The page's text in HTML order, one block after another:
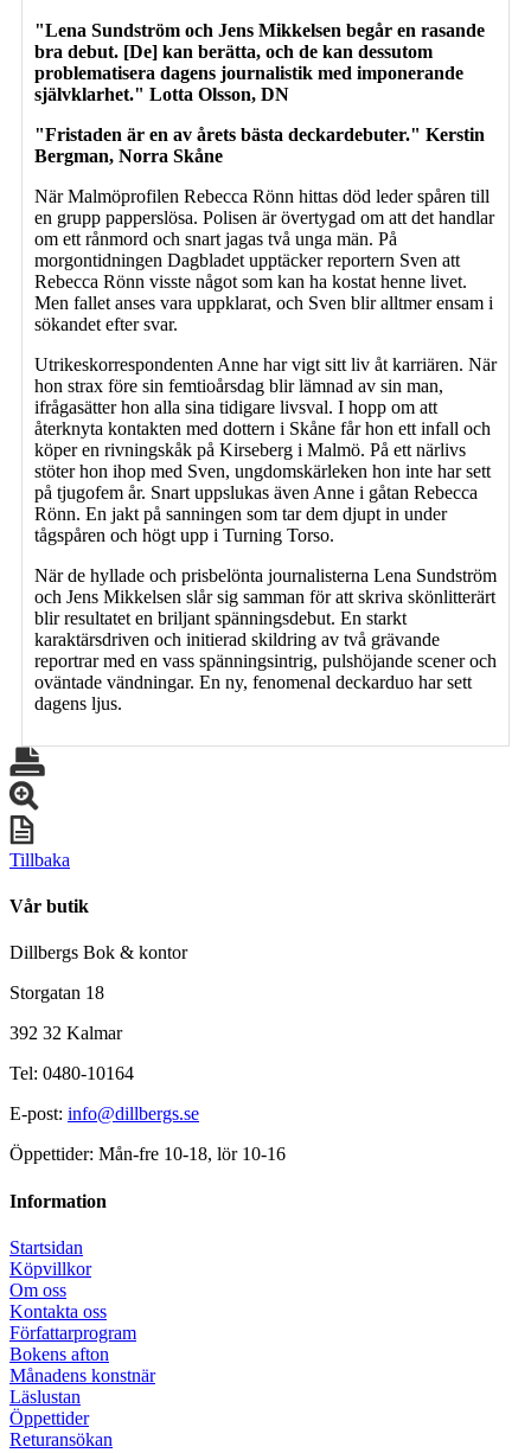
"Lena Sundström och Jens Mikkelsen begår en rasande
bra debut. [De] kan berätta, och de kan dessutom
problematisera dagens journalistik med imponerande
självklarhet." Lotta Olsson, DN
"Fristaden är en av årets bästa deckardebuter." Kerstin
Bergman, Norra Skåne
När Malmöprofilen Rebecca Rönn hittas död leder spåren till
en grupp papperslösa. Polisen är övertygad om att det handlar
om ett rånmord och snart jagas två unga män. På
morgontidningen Dagbladet upptäcker reportern Sven att
Rebecca Rönn visste något som kan ha kostat henne livet.
Men fallet anses vara uppklarat, och Sven blir alltmer ensam i
sökandet efter svar.
Utrikeskorrespondenten Anne har vigt sitt liv åt karriären. När
hon strax före sin femtioårsdag blir lämnad av sin man,
ifrågasätter hon alla sina tidigare livsval. I hopp om att
återknyta kontakten med dottern i Skåne får hon ett infall och
köper en rivningskåk på Kirseberg i Malmö. På ett närlivs
stöter hon ihop med Sven, ungdomskärleken hon inte har sett
på tjugofem år. Snart uppslukas även Anne i gåtan Rebecca
Rönn. En jakt på sanningen som tar dem djupt in under
tågspåren och högt upp i Turning Torso.
När de hyllade och prisbelönta journalisterna Lena Sundström
och Jens Mikkelsen slår sig samman för att skriva skönlitterärt
blir resultatet en briljant spänningsdebut. En starkt
karaktärsdriven och initierad skildring av två grävande
reportrar med en vass spänningsintrig, pulshöjande scener och
oväntade vändningar. En ny, fenomenal deckarduo har sett
dagens ljus.
Tillbaka
Vår butik
Dillbergs Bok & kontor
Storgatan 18
392 32 Kalmar
Tel: 0480-10164
E-post: info@dillbergs.se
Öppettider: Mån-fre 10-18, lör 10-16
Information
Startsidan
Köpvillkor
Om oss
Kontakta oss
Författarprogram
Bokens afton
Månadens konstnär
Läslustan
Öppettider
Returansökan